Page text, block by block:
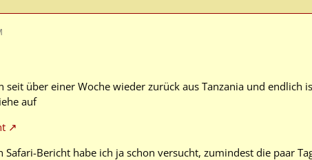
seit über einer Woche wieder zurück aus Tanzania und endlich
auf
Safari-Bericht habe ich ja schon versucht, zumindest die paar